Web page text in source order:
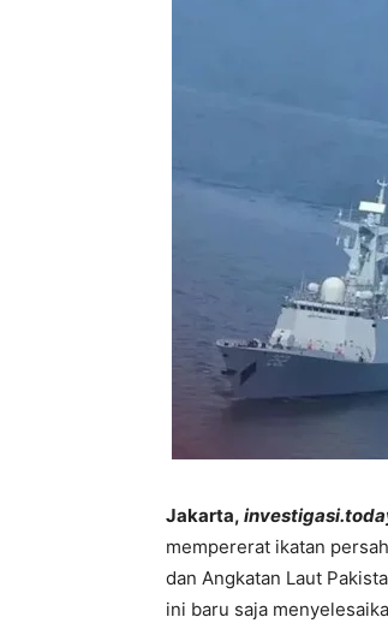
Jakarta,
mempererat ikatan
dan Angkatan Laut
ini baru saja